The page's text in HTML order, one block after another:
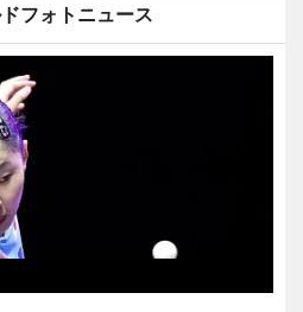
フォトニュース